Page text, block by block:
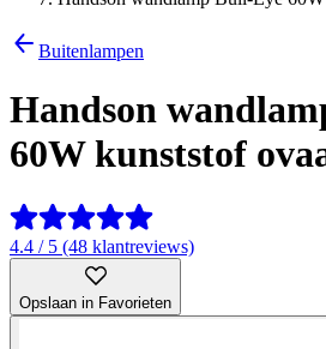
Buitenlampen
Handson
60W kunststof
4.4 / 5 (48 klantreviews)
Opslaan in Favorieten